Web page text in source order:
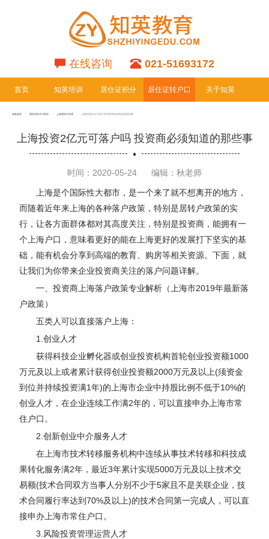
在线咨询 021-51693172
首页 知英培训 居住证积分
专栏
居住证转户口 关于知英
知英首页 居住证转户口栏目 上海居转户办理 上海投资2亿元可落户吗 投资商必须知道的那些事
上海投资2亿元可落户吗 投资商必须知道的那些事
时间：2020-05-24 编辑：秋老师
上海是个国际性大都市，是一个来了就不想离开的地方，
而随着近年来上海的各种落户政策，特别是居转户政策的实
行，让各方面群体都对其高度关注，特别是投资商，能拥有一
个上海户口，意味着更好的能在上海更好的发展打下坚实的基
础，能有机会分享到高端的教育、购房等相关资源。下面，就
让我们为你带来企业投资商关注的落户问题详解。
一、投资商上海落户政策专业解析（上海市2019年最新落
户政策）
五类人可以直接落户上海：
1.创业人才
获得科技企业孵化器或创业投资机构首轮创业投资额1000
万元及以上或者累计获得创业投资额2000万元及以上(须资金
到位并持续投资满1年)的上海市企业中持股比例不低于10%的
创业人才，在企业连续工作满2年的，可以直接申办上海市常
住户口。
2.创新创业中介服务人才
在上海市技术转移服务机构中连续从事技术转移和科技成
果转化服务满2年，最近3年累计实现5000万元及以上技术交
易额(技术合同双方当事人分别不少于5家且不是关联企业，技
术合同履行率达到70%及以上)的技术合同第一完成人，可以直
接申办上海市常住户口。
3.风险投资管理运营人才